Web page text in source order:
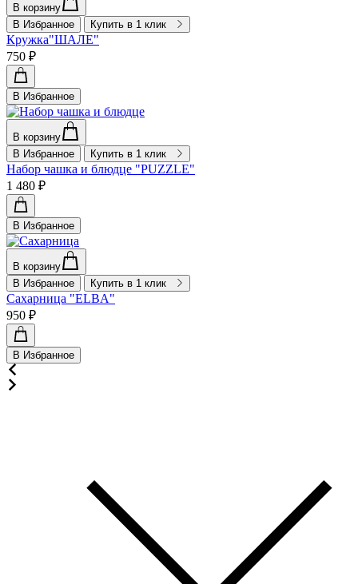
В корзину
В Избранное
Купить в 1 клик
Кружка"ШАЛЕ"
750 ₽
В Избранное
В корзину
В Избранное
Купить в 1 клик
Набор чашка и блюдце "PUZZLE"
1 480 ₽
В Избранное
В корзину
В Избранное
Купить в 1 клик
Сахарница "ELBA"
950 ₽
В Избранное